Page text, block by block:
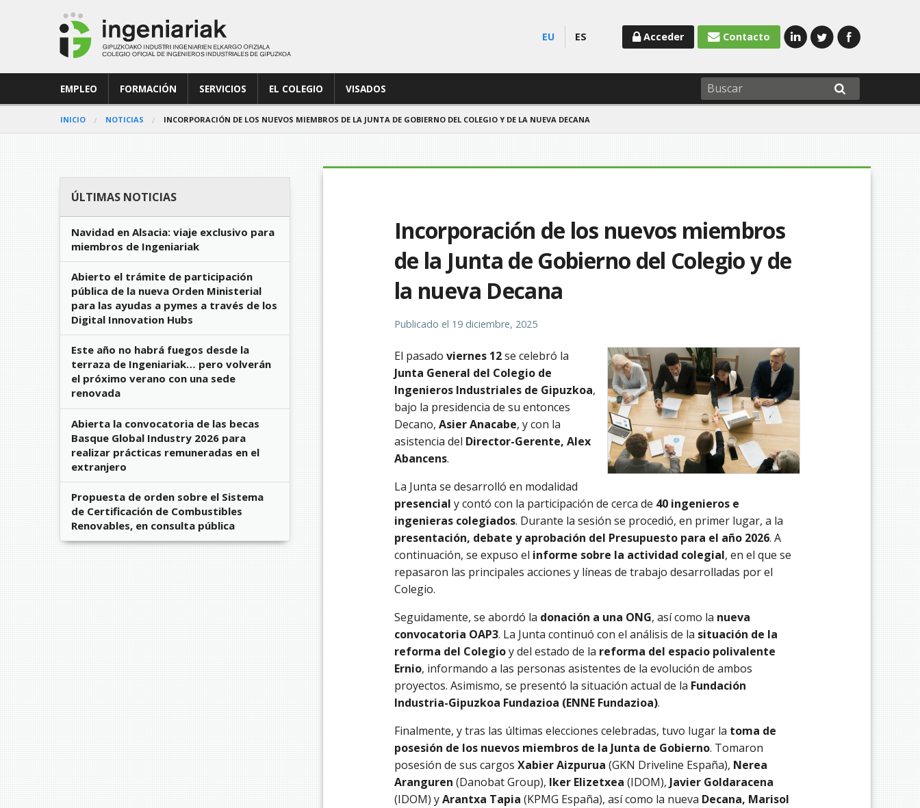
EU ES Contacto
Acceder
EMPLEO FORMACIÓN SERVICIOS EL COLEGIO VISADOS
INICIO NOTICIAS INCORPORACIÓN DE LOS NUEVOS MIEMBROS DE LA JUNTA DE GOBIERNO DEL COLEGIO Y DE LA NUEVA DECANA
Incorporación de los nuevos miembros
de la Junta de Gobierno del Colegio y de
la nueva Decana
Publicado el 19 diciembre, 2025
El pasado viernes 12se celebró la
Junta General del Colegio de
Ingenieros Industriales de Gipuzkoa,
bajo la presidencia de su entonces
Decano, Asier Anacabe, y con la
asistencia del Director-Gerente, Alex
Abancens.
La Junta se desarrolló en modalidad
presencial y contó con la participación de cerca de 40 ingenieros e
ingenieras colegiados. Durante la sesión se procedió, en primer lugar, a la
presentación, debate y aprobación del Presupuesto para el año 2026. A
continuación, se expuso el informe sobre la actividad colegial, en el que se
repasaron las principales acciones y líneas de trabajo desarrolladas por el
Colegio.
Seguidamente, se abordó la donación a una ONG, así como la nueva
convocatoria OAP3. La Junta continuó con el análisis de la situación de la
reforma del Colegioy del estado de la reforma del espacio polivalente
Ernio, informando a las personas asistentes de la evolución de ambos
proyectos. Asimismo, se presentó la situación actual de la Fundación
Industria-Gipuzkoa Fundazioa (ENNE Fundazioa).
Finalmente, y tras las últimas elecciones celebradas, tuvo lugar la toma de
posesión de los nuevos miembros de la Junta de Gobierno. Tomaron
posesión de sus cargos Xabier Aizpurua (GKN Driveline España), Nerea
Aranguren (Danobat Group), Iker Elizetxea (IDOM), Javier Goldaracena
(IDOM) yArantxa Tapia (KPMG España), así como la nueva Decana, Marisol
ÚLTIMAS NOTICIAS
Navidad en Alsacia: viaje exclusivo para
miembros de Ingeniariak
Abierto el trámite de participación
pública de la nueva Orden Ministerial
para las ayudas a pymes a través de los
Digital Innovation Hubs
Este año no habrá fuegos desde la
terraza de Ingeniariak… pero volverán
el próximo verano con una sede
renovada
Abierta la convocatoria de las becas
Basque Global Industry 2026 para
realizar prácticas remuneradas en el
extranjero
Propuesta de orden sobre el Sistema
de Certificación de Combustibles
Renovables, en consulta pública